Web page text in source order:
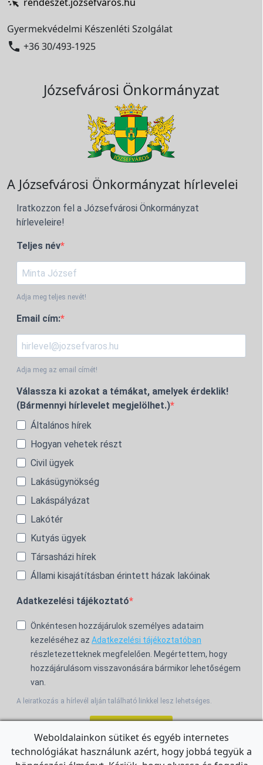
Gyermekvédelmi Készenléti Szolgálat
 +36 30/493-1925
Józsefvárosi Önkormányzat
A Józsefvárosi Önkormányzat hírlevelei
Iratkozzon fel a Józsefvárosi Önkormányzat
hírleveleire!
Teljes név
Adja meg teljes nevét!
Email cím:
Adja meg az email címét!
Válassza ki azokat a témákat, amelyek érdeklik!
(Bármennyi hírlevelet megjelölhet.)
Általános hírek
Hogyan vehetek részt
Civil ügyek
Lakásügynökség
Lakáspályázat
Lakótér
Kutyás ügyek
Társasházi hírek
Állami kisajátításban érintett házak lakóinak
Adatkezelési tájékoztató
Önkéntesen hozzájárulok személyes adataim
kezeléséhez az Adatkezelési tájékoztatóban
részletezetteknek megfelelően. Megértettem, hogy
hozzájárulásom visszavonására bármikor lehetőségem
van.
A leiratkozás a hírlevél alján található linkkel lesz lehetséges.
For the English Newsletter, clickHERE.
Weboldalainkon sütiket és egyéb internetes
technológiákat használunk azért, hogy jobbá tegyük a